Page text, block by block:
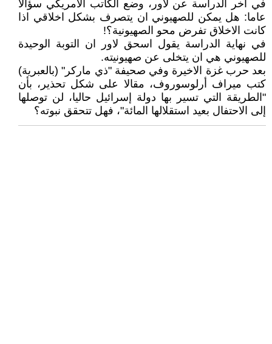
في آخر الدراسة عن لاور، وضع الكاتب الأمريكي سؤالا
عاما: هل يمكن للصهيوني ان يتصرف بشكل اخلاقي اذا
كانت الاخلاق تفرض محو الصهيونية؟!
في نهاية الدراسة يقول اسحق لاور ان التوبة الوحيدة
للصهيوني هي ان يتخلى عن صهيونيته.
بعد حرب غزة الاخيرة وفي صحيفة "ذي ماركر" (بالعبرية)
كتب ميراف أرلوسوروف، مقالا على شكل تحذير، بأن
"الطريقة التي تسير بها دولة إسرائيل حاليا، لن توصلها
إلى الاحتفال بعيد استقلالها المائة"، فهل تتحقق نبوته؟